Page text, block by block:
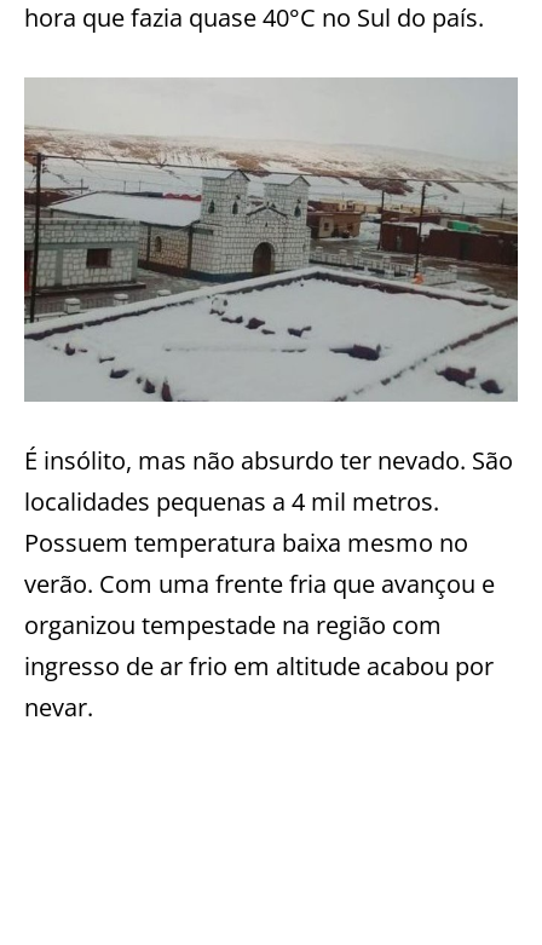
hora que fazia quase 40°C no Sul do país.
É insólito, mas não absurdo ter nevado. São
localidades pequenas a 4 mil metros.
Possuem temperatura baixa mesmo no
verão. Com uma frente fria que avançou e
organizou tempestade na região com
ingresso de ar frio em altitude acabou por
nevar.